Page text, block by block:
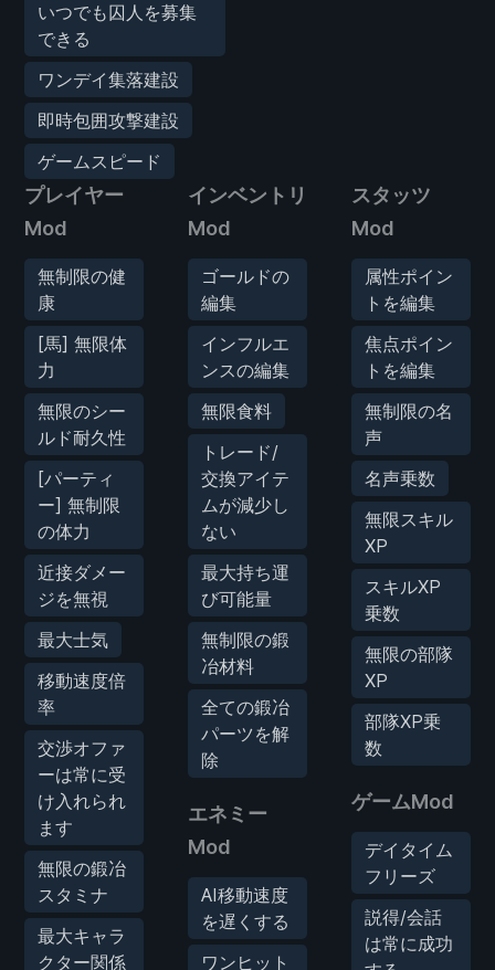
いつでも囚人を募集
できる
ワンデイ集落建設
即時包囲攻撃建設
ゲームスピード
プレイヤー
Mod
無制限の健
康
[馬] 無限体
力
無限のシー
ルド耐久性
[パーティ
ー] 無制限
の体力
近接ダメー
ジを無視
最大士気
移動速度倍
率
交渉オファ
ーは常に受
け入れられ
ます
無限の鍛冶
スタミナ
最大キャラ
クター関係
インベントリ
Mod
ゴールドの
編集
インフルエ
ンスの編集
無限食料
トレード/
交換アイテ
ムが減少し
ない
最大持ち運
び可能量
無制限の鍛
冶材料
全ての鍛冶
パーツを解
除
エネミー
Mod
AI移動速度
を遅くする
ワンヒット
スタッツ
Mod
属性ポイン
トを編集
焦点ポイン
トを編集
無制限の名
声
名声乗数
無限スキル
XP
スキルXP
乗数
無限の部隊
XP
部隊XP乗
数
ゲームMod
デイタイム
フリーズ
説得/会話
は常に成功